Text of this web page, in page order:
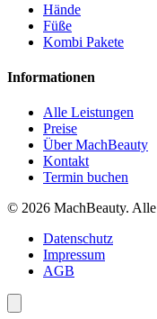
Hände
Füße
Kombi Pakete
Informationen
Alle Leistungen
Preise
Über MachBeauty
Kontakt
Termin buchen
© 2026 MachBeauty. Alle
Datenschutz
Impressum
AGB